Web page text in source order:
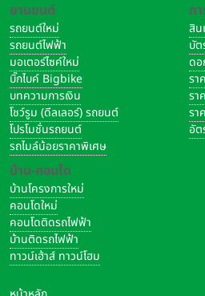
ยานยนต์
รถยนต์ใหม่
รถยนต์ไฟฟ้า
มอเตอร์ไซค์ใหม่
บิ๊กไบค์ Bigbike
บทความการเงิน
โชว์รูม (ดีลเลอร์) รถยนต์
โปรโมชั่นรถยนต์
รถไมล์น้อยราคาพิเศษ
บ้าน-คอนโด
บ้านโครงการใหม่
คอนโดใหม่
คอนโดติดรถไฟฟ้า
บ้านติดรถไฟฟ้า
ทาวน์เฮ้าส์ ทาวน์โฮม
ก
สิน
บัต
ดอ
รา
รา
รา
อัต